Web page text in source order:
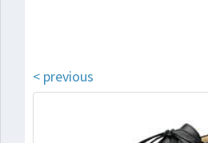
< previous